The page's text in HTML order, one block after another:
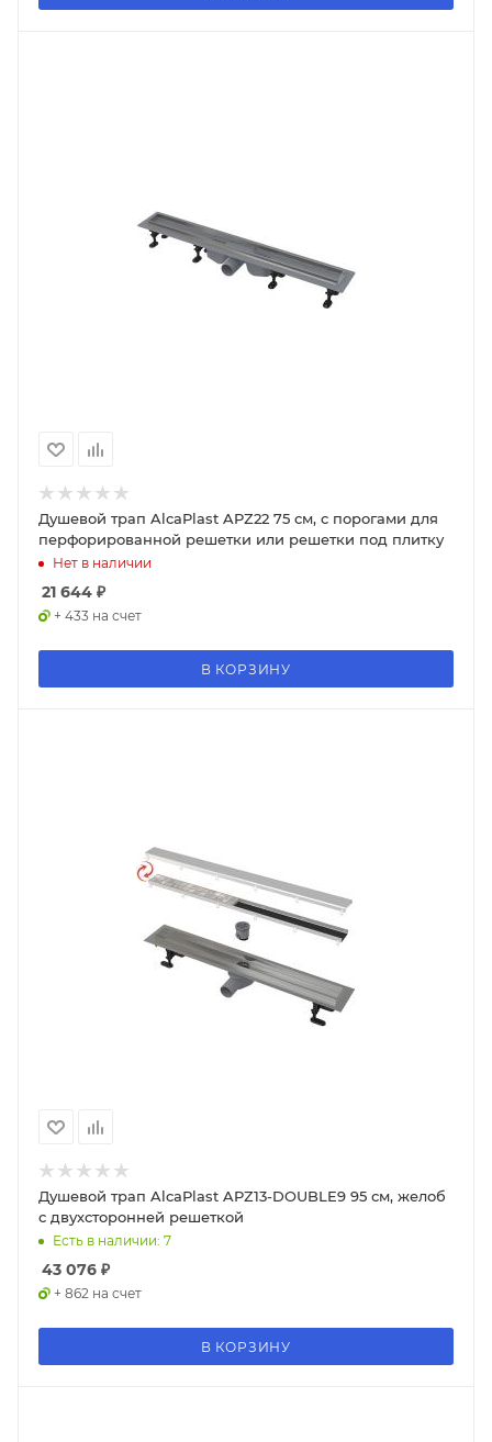
Душевой трап AlcaPlast APZ22 75 см, с порогами для
перфорированной решетки или решетки под плитку
Нет в наличии
21 644 ₽
+ 433 на счет
В КОРЗИНУ
Душевой трап AlcaPlast APZ13-DOUBLE9 95 см, желоб
с двухсторонней решеткой
Есть в наличии: 7
43 076 ₽
+ 862 на счет
В КОРЗИНУ